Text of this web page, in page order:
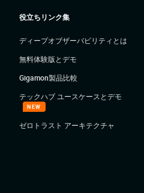
役立ちリンク集
ディープオブザーバビリティとは
無料体験版とデモ
Gigamon製品比較
テックハブ ユースケースとデモ
NEW
ゼロトラスト アーキテクチャ